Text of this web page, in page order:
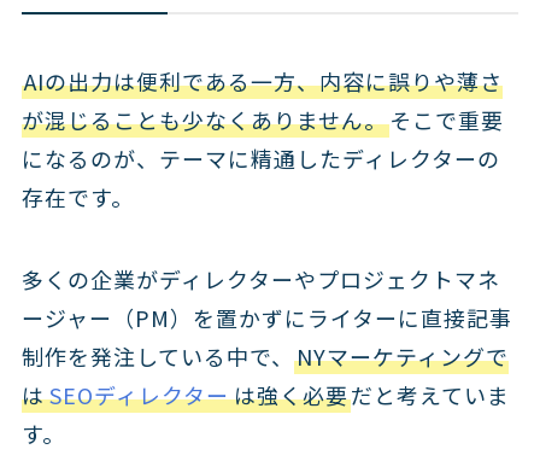
AIの出力は便利である一方、内容に誤りや薄さ
が混じることも少なくありません。そこで重要
になるのが、テーマに精通したディレクターの
存在です。
多くの企業がディレクターやプロジェクトマネ
ージャー（PM）を置かずにライターに直接記事
制作を発注している中で、 NYマーケティングで
はSEOディレクターは強く必要だと考えていま
す。